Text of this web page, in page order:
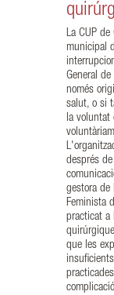
La CUP
municipal
General
només
salut, o si
la voluntat
després
gestora de
Feminista
practicat a
que les